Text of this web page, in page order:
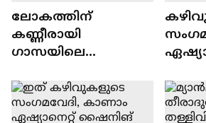
ലോകത്തിന്
കണ്ണീരായി
ഗാസയിലെ
കുഞ്ഞുങ്ങൾ